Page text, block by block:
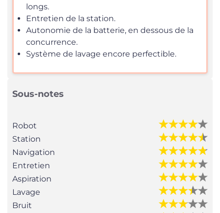
longs.
Entretien de la station.
Autonomie de la batterie, en dessous de la
concurrence.
Système de lavage encore perfectible.
Sous-notes
Robot
Station
Navigation
Entretien
Aspiration
Lavage
Bruit